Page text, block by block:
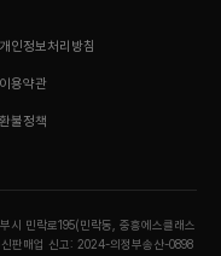
개인정보처리방침
이용약관
환불정책
시 민락로195(민락동, 중흥에스클래스
판매업 신고: 2024-의정부송산-0898